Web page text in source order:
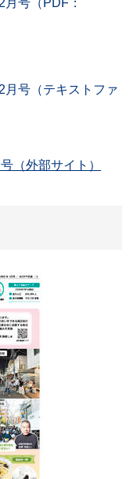
号（PDF：
月号（テキストファ
（外部サイト）